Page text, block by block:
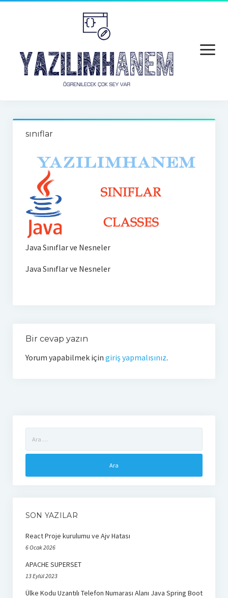
open
menu
Anasayfa
Python
Python
Python Hatalar
Android
Veri Tabanı
Mysql
Zeynep Koyun
sınıflar
Java Sınıflar ve Nesneler
Java Sınıflar ve Nesneler
Bir cevap yazın
Yorum yapabilmek için giriş yapmalısınız.
SON YAZILAR
React Proje kurulumu ve Ajv Hatası
6 Ocak 2026
APACHE SUPERSET
13 Eylül 2023
Ülke Kodu Uzantılı Telefon Numarası Alanı Java Spring Boot